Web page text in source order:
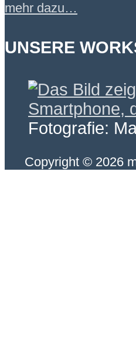
mehr dazu…
UNSERE
Fotografie:
Copyright © 2026